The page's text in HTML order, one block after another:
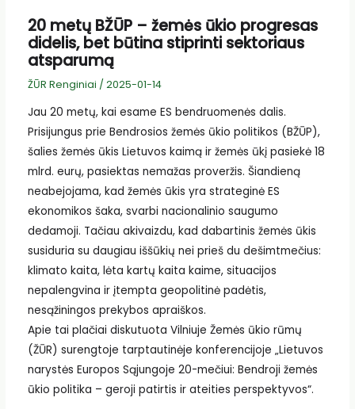
20 metų BŽŪP – žemės ūkio progresas
didelis, bet būtina stiprinti sektoriaus
atsparumą
ŽŪR Renginiai / 2025-01-14
Jau 20 metų, kai esame ES bendruomenės dalis.
Prisijungus prie Bendrosios žemės ūkio politikos (BŽŪP),
šalies žemės ūkis Lietuvos kaimą ir žemės ūkį pasiekė 18
mlrd. eurų, pasiektas nemažas proveržis. Šiandieną
neabejojama, kad žemės ūkis yra strateginė ES
ekonomikos šaka, svarbi nacionalinio saugumo
dedamoji. Tačiau akivaizdu, kad dabartinis žemės ūkis
susiduria su daugiau iššūkių nei prieš du dešimtmečius:
klimato kaita, lėta kartų kaita kaime, situacijos
nepalengvina ir įtempta geopolitinė padėtis,
nesąžiningos prekybos apraiškos.
Apie tai plačiai diskutuota Vilniuje Žemės ūkio rūmų
(ŽŪR) surengtoje tarptautinėje konferencijoje „Lietuvos
narystės Europos Sąjungoje 20-mečiui: Bendroji žemės
ūkio politika – geroji patirtis ir ateities perspektyvos“.